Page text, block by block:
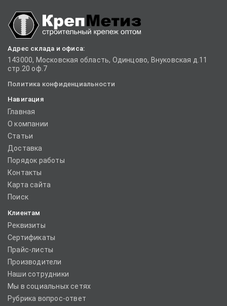
Адрес склада и офиса:
143000, Московская область, Одинцово, Внуковская д.11
стр.20 оф.7
Политика конфиденциальности
Навигация
Главная
О компании
Статьи
Доставка
Порядок работы
Контакты
Карта сайта
Поиск
Клиентам
Реквизиты
Сертификаты
Прайс-листы
Производители
Наши сотрудники
Мы в социальных сетях
Рубрика вопрос-ответ